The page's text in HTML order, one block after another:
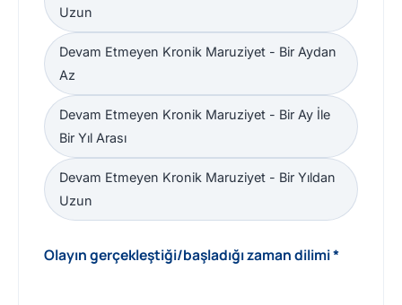
Uzun
Devam Etmeyen Kronik Maruziyet - Bir Aydan
Az
Devam Etmeyen Kronik Maruziyet - Bir Ay İle
Bir Yıl Arası
Devam Etmeyen Kronik Maruziyet - Bir Yıldan
Uzun
Olayın gerçekleştiği/başladığı zaman dilimi *